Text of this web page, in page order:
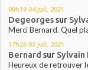
09h19 04 juil. 2021
Degeorgessur
Merci Bernard. Quel
17h26 03 juil. 2021
Bernard sur Sylvain
Heureux de retrouver